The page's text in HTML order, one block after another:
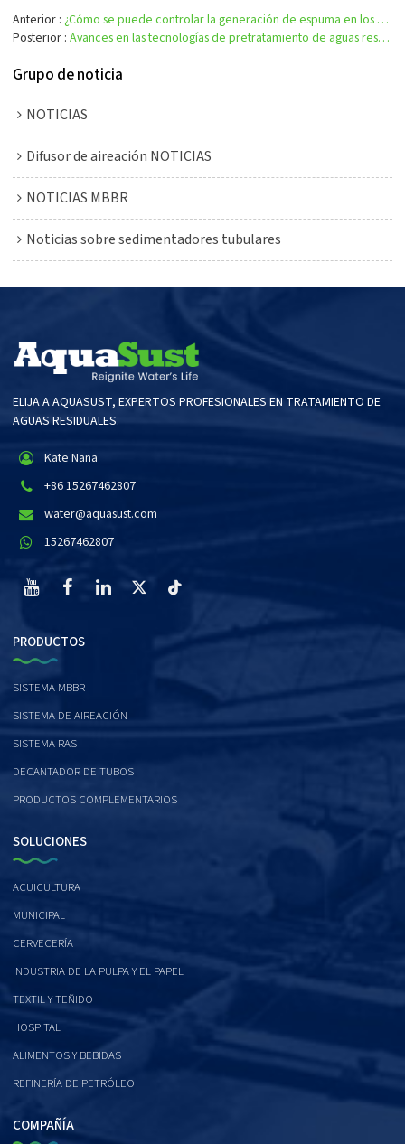
Anterior
¿Cómo se puede controlar la generación de espuma en los sistemas MBBR?
Posterior
Avances en las tecnologías de pretratamiento de aguas residuales farmacéuticas
Grupo de noticia
NOTICIAS
Difusor de aireación NOTICIAS
NOTICIAS MBBR
Noticias sobre sedimentadores tubulares
ELIJA A AQUASUST, EXPERTOS PROFESIONALES EN TRATAMIENTO DE
AGUAS RESIDUALES.
Kate Nana
+86 15267462807
water@aquasust.com
15267462807
PRODUCTOS
SISTEMA MBBR
SISTEMA DE AIREACIÓN
SISTEMA RAS
DECANTADOR DE TUBOS
PRODUCTOS COMPLEMENTARIOS
SOLUCIONES
ACUICULTURA
MUNICIPAL
CERVECERÍA
INDUSTRIA DE LA PULPA Y EL PAPEL
TEXTIL Y TEÑIDO
HOSPITAL
ALIMENTOS Y BEBIDAS
REFINERÍA DE PETRÓLEO
COMPAÑÍA